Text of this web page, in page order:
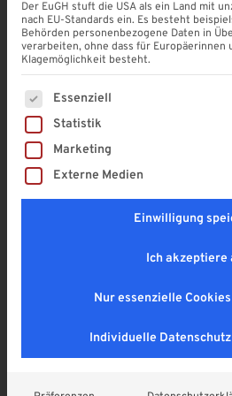
Alle Produkte ansehen
Unsere
Entdecken Sie die neuesten
– modern, funktional und
Der EuGH stuft die USA als ein Land mit
nach EU-Standards ein. Es besteht
Behörden personenbezogene Daten in
verarbeiten, ohne dass für Europäerinnen
Klagemöglichkeit besteht.
Es folgt eine Liste der Service-
Essenziell
Statistik
Marketing
Externe Medien
Einwilligung
Ich akzeptiere
Nur essenzielle
Individuelle